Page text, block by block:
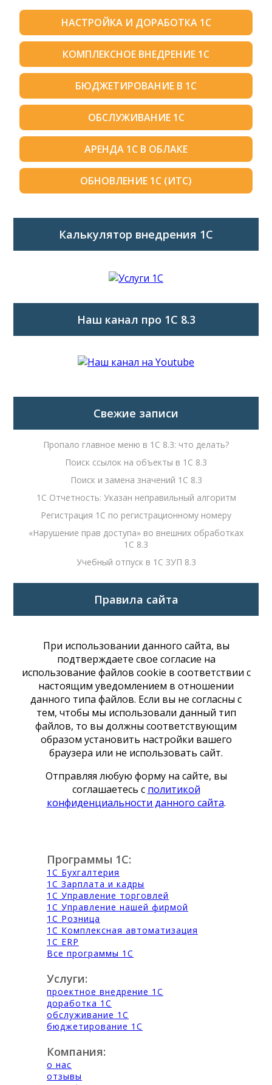
НАСТРОЙКА И ДОРАБОТКА 1С
КОМПЛЕКСНОЕ ВНЕДРЕНИЕ 1С
БЮДЖЕТИРОВАНИЕ В 1С
ОБСЛУЖИВАНИЕ 1С
АРЕНДА 1С В ОБЛАКЕ
ОБНОВЛЕНИЕ 1С (ИТС)
Калькулятор внедрения 1C
Наш канал про 1С 8.3
Свежие записи
Пропало главное меню в 1С 8.3: что делать?
Поиск ссылок на объекты в 1С 8.3
Поиск и замена значений 1С 8.3
1С Отчетность: Указан неправильный алгоритм
Регистрация 1С по регистрационному номеру
«Нарушение прав доступа» во внешних обработках
1С 8.3
Учебный отпуск в 1С ЗУП 8.3
Правила сайта
При использовании данного сайта, вы
подтверждаете свое согласие на
использование файлов cookie в соответствии с
настоящим уведомлением в отношении
данного типа файлов. Если вы не согласны с
тем, чтобы мы использовали данный тип
файлов, то вы должны соответствующим
образом установить настройки вашего
браузера или не использовать сайт.
Отправляя любую форму на сайте, вы
соглашаетесь с политикой
конфиденциальности данного сайта.
Программы 1С:
1С Бухгалтерия
1С Зарплата и кадры
1С Управление торговлей
1С Управление нашей фирмой
1С Розница
1С Комплексная автоматизация
1С ERP
Все программы 1С
Услуги:
проектное внедрение 1С
доработка 1С
обслуживание 1С
бюджетирование 1С
Компания:
о нас
отзывы